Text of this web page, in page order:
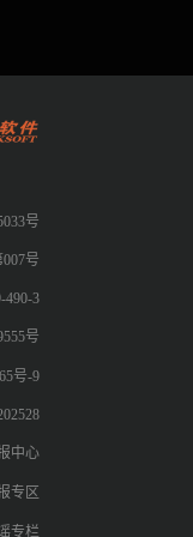
号
号
490-3
号
号-9
中心
专区
专栏